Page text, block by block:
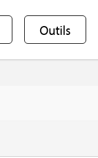
Outils